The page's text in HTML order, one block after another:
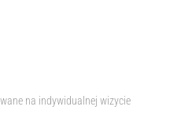
na indywidualnej wizycie